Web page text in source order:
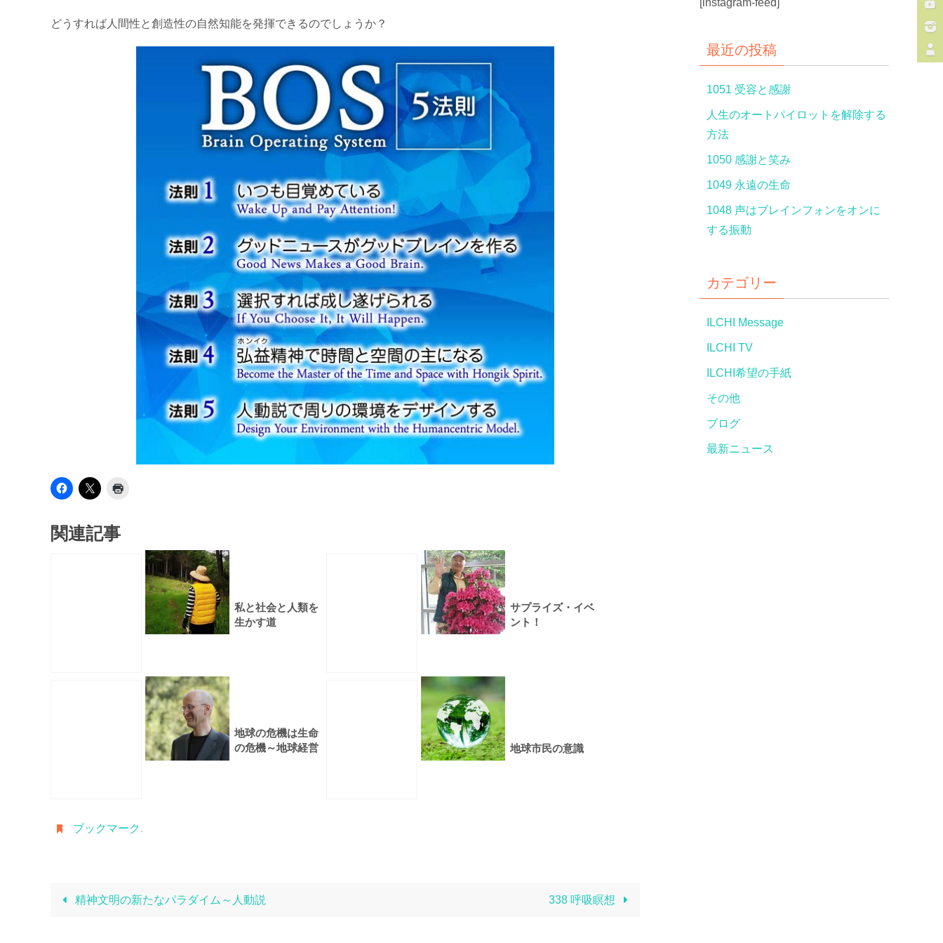
どうすれば人間性と創造性の自然知能を発揮できるのでしょうか？
関連記事
私と社会と人類を
生かす道
サプライズ・イベ
ント！
地球の危機は生命
の危機～地球経営
地球市民の意識
ブックマーク .
精神文明の新たなパラダイム～人動説 338 呼吸瞑想
[instagram-feed]
最近の投稿
1051 受容と感謝
人生のオートパイロットを解除する
方法
1050 感謝と笑み
1049 永遠の生命
1048 声はブレインフォンをオンに
する振動
カテゴリー
ILCHI Message
ILCHI TV
ILCHI希望の手紙
その他
ブログ
最新ニュース